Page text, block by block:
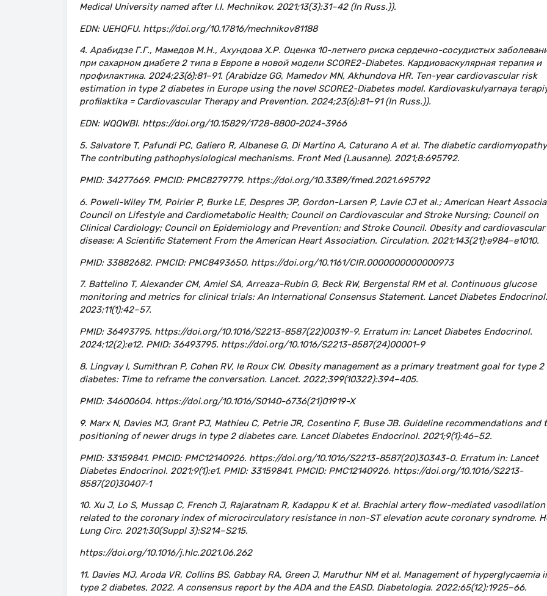
Medical University named after I.I. Mechnikov. 2021;13(3):31–42 (In Russ.)).
EDN: UEHQFU. https://doi.org/10.17816/mechnikov81188
4. Арабидзе Г.Г., Мамедов М.Н., Ахундова Х.Р. Оценка 10-летнего риска сердечно-сосудистых
при сахарном диабете 2 типа в Европе в новой модели SCORE2-Diabetes. Кардиоваскулярная терапия и
профилактика. 2024;23(6):81–91. (Arabidze GG, Mamedov MN, Akhundova HR. Ten-year cardiovascular risk
estimation in type 2 diabetes in Europe using the novel SCORE2-Diabetes model. Kardiovaskulyarnaya
profilaktika = Cardiovascular Therapy and Prevention. 2024;23(6):81–91 (In Russ.)).
EDN: WQQWBI. https://doi.org/10.15829/1728-8800-2024-3966
5. Salvatore T, Pafundi PC, Galiero R, Albanese G, Di Martino A, Caturano A et al. The diabetic
The contributing pathophysiological mechanisms. Front Med (Lausanne). 2021;8:695792.
PMID: 34277669. PMCID: PMC8279779. https://doi.org/10.3389/fmed.2021.695792
6. Powell-Wiley TM, Poirier P, Burke LE, Despres JP, Gordon-Larsen P, Lavie CJ et al.; American Heart
Council on Lifestyle and Cardiometabolic Health; Council on Cardiovascular and Stroke Nursing; Council on
Clinical Cardiology; Council on Epidemiology and Prevention; and Stroke Council. Obesity and cardiovascular
disease: A Scientific Statement From the American Heart Association. Circulation. 2021;143(21):e984–e1010.
PMID: 33882682. PMCID: PMC8493650. https://doi.org/10.1161/CIR.0000000000000973
7. Battelino T, Alexander CM, Amiel SA, Arreaza-Rubin G, Beck RW, Bergenstal RM et al. Continuous glucose
monitoring and metrics for clinical trials: An International Consensus Statement. Lancet Diabetes Endocrinol.
2023;11(1):42–57.
PMID: 36493795. https://doi.org/10.1016/S2213-8587(22)00319-9. Erratum in: Lancet Diabetes Endocrinol.
2024;12(2):e12. PMID: 36493795. https://doi.org/10.1016/S2213-8587(24)00001-9
8. Lingvay I, Sumithran P, Cohen RV, le Roux CW. Obesity management as a primary treatment goal for type 2
diabetes: Time to reframe the conversation. Lancet. 2022;399(10322):394–405.
PMID: 34600604. https://doi.org/10.1016/S0140-6736(21)01919-X
9. Marx N, Davies MJ, Grant PJ, Mathieu C, Petrie JR, Cosentino F, Buse JB. Guideline recommendations and
positioning of newer drugs in type 2 diabetes care. Lancet Diabetes Endocrinol. 2021;9(1):46–52.
PMID: 33159841. PMCID: PMC12140926. https://doi.org/10.1016/S2213-8587(20)30343-0. Erratum in: Lancet
Diabetes Endocrinol. 2021;9(1):e1. PMID: 33159841. PMCID: PMC12140926. https://doi.org/10.1016/S2213-
8587(20)30407-1
10. Xu J, Lo S, Mussap C, French J, Rajaratnam R, Kadappu K et al. Brachial artery flow-mediated
related to the coronary index of microcirculatory resistance in non-ST elevation acute coronary syndrome.
Lung Circ. 2021;30(Suppl 3):S214–S215.
https://doi.org/10.1016/j.hlc.2021.06.262
11. Davies MJ, Aroda VR, Collins BS, Gabbay RA, Green J, Maruthur NM et al. Management of hyperglycaemia
type 2 diabetes, 2022. A consensus report by the ADA and the EASD. Diabetologia. 2022;65(12):1925–66.